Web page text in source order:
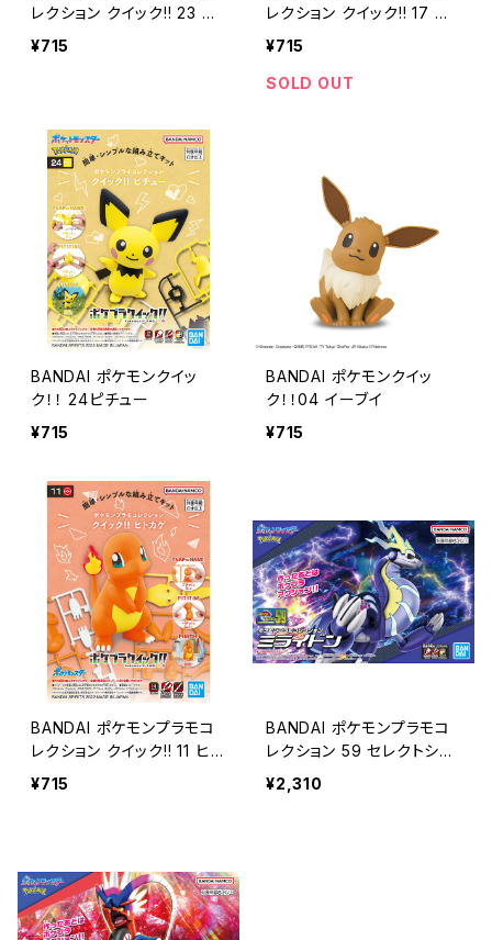
レクション クイック!! 23 ジ
ラーチ
¥715
レクション クイック!! 17 ゼ
ニガメ
¥715
SOLD OUT
BANDAI ポケモンクイッ
ク！！ 24ピチュー
¥715
BANDAI ポケモンクイッ
ク！！04 イーブイ
¥715
BANDAI ポケモンプラモコ
レクション クイック!! 11 ヒト
カゲ
¥715
BANDAI ポケモンプラモコ
レクション 59 セレクトシリ
ーズ ミライドン
¥2,310